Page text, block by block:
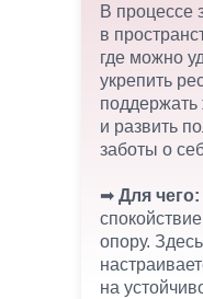
В процессе
в
где можно
укрепить
и развить
заботы о
➡︎ Для чего:
опору.
на